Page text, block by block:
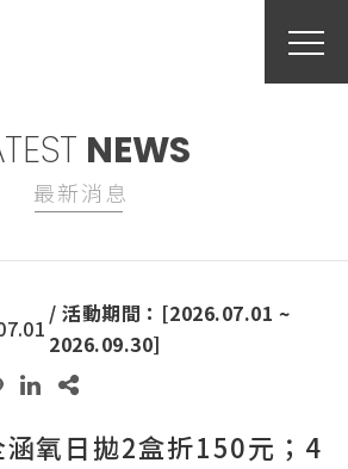
NEWS
最新消息
/ 活動期間：[2026.07.01 ~
2026.09.30]
涵氧日拋2盒折150元；4